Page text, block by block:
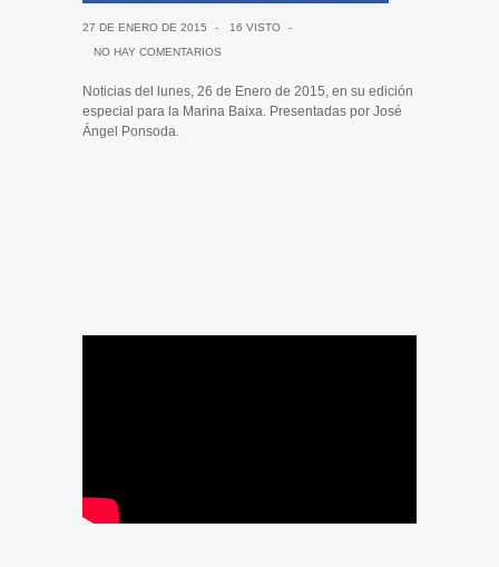
27 DE ENERO DE 2015 - 16 VISTO
-
NO HAY COMENTARIOS
Noticias del lunes, 26 de Enero de 2015, en su edición
especial para la Marina Baixa. Presentadas por José
Ángel Ponsoda.